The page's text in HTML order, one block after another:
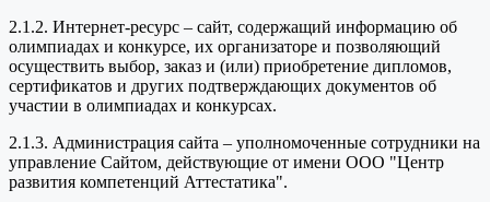
2.1.2. Интернет-ресурс – сайт, содержащий информацию об
олимпиадах и конкурсе, их организаторе и позволяющий
осуществить выбор, заказ и (или) приобретение дипломов,
сертификатов и других подтверждающих документов об
участии в олимпиадах и конкурсах.
2.1.3. Администрация сайта – уполномоченные сотрудники на
управление Сайтом, действующие от имени ООО "Центр
развития компетенций Аттестатика".